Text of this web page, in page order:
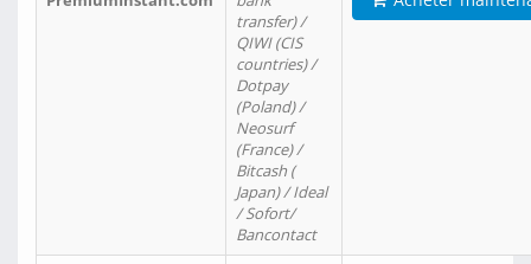
transfer) /
QIWI (CIS
countries) /
Dotpay
(Poland) /
Neosurf
(France) /
Bitcash (
Japan) / Ideal
/ Sofort/
Bancontact